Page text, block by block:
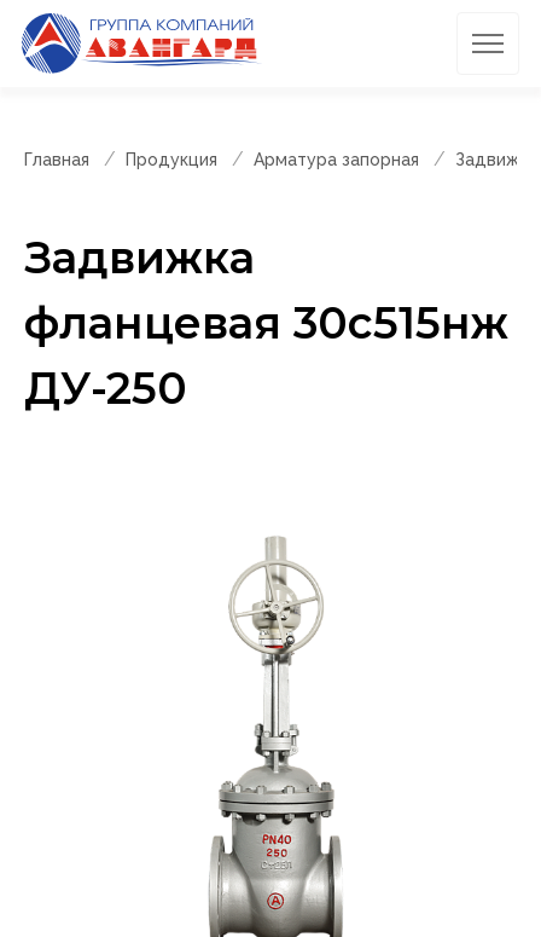
Главная Продукция Арматура запорная
Задвижка
фланцевая 30с515нж
ДУ-250